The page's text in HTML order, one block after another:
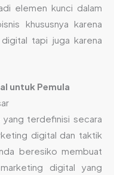
elemen kunci dalam
khususnya karena
tapi juga karena
untuk Pemula
yang terdefinisi secara
digital dan taktik
beresiko membuat
digital yang